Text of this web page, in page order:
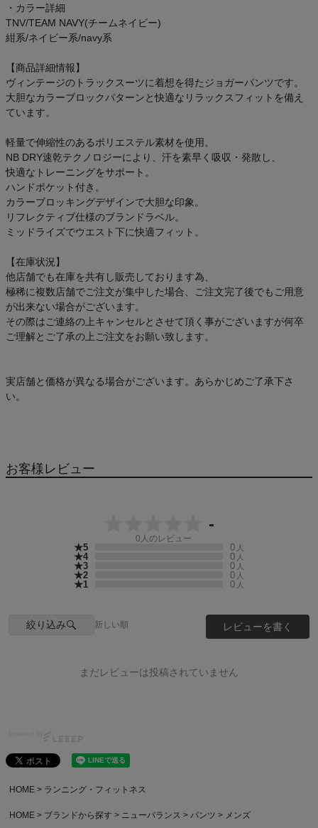
・カラー詳細
TNV/TEAM NAVY(チームネイビー)
紺系/ネイビー系/navy系
【商品詳細情報】
ヴィンテージのトラックスーツに着想を得たジョガーパンツです。
大胆なカラーブロックパターンと快適なリラックスフィットを備え
ています。
軽量で伸縮性のあるポリエステル素材を使用。
NB DRY速乾テクノロジーにより、汗を素早く吸収・発散し、
快適なトレーニングをサポート。
ハンドポケット付き。
カラーブロッキングデザインで大胆な印象。
リフレクティブ仕様のブランドラベル。
ミッドライズでウエスト下に快適フィット。
【在庫状況】
他店舗でも在庫を共有し販売しております為、
極稀に複数店舗でご注文が集中した場合、ご注文完了後でもご用意
が出来ない場合がございます。
その際はご連絡の上キャンセルとさせて頂く事がございますが何卒
ご理解とご了承の上ご注文をお願い致します。
実店舗と価格が異なる場合がございます。あらかじめご了承下さ
い。
お客様レビュー
-
0 人のレビュー
★5 0 人
★4 0 人
★3 0 人
★2 0 人
★1 0 人
絞り込み 新しい順 レビューを書く
まだレビューは投稿されていません
HOME ランニング・フィットネス
HOME ブランドから探す ニューバランス パンツ
メンズ